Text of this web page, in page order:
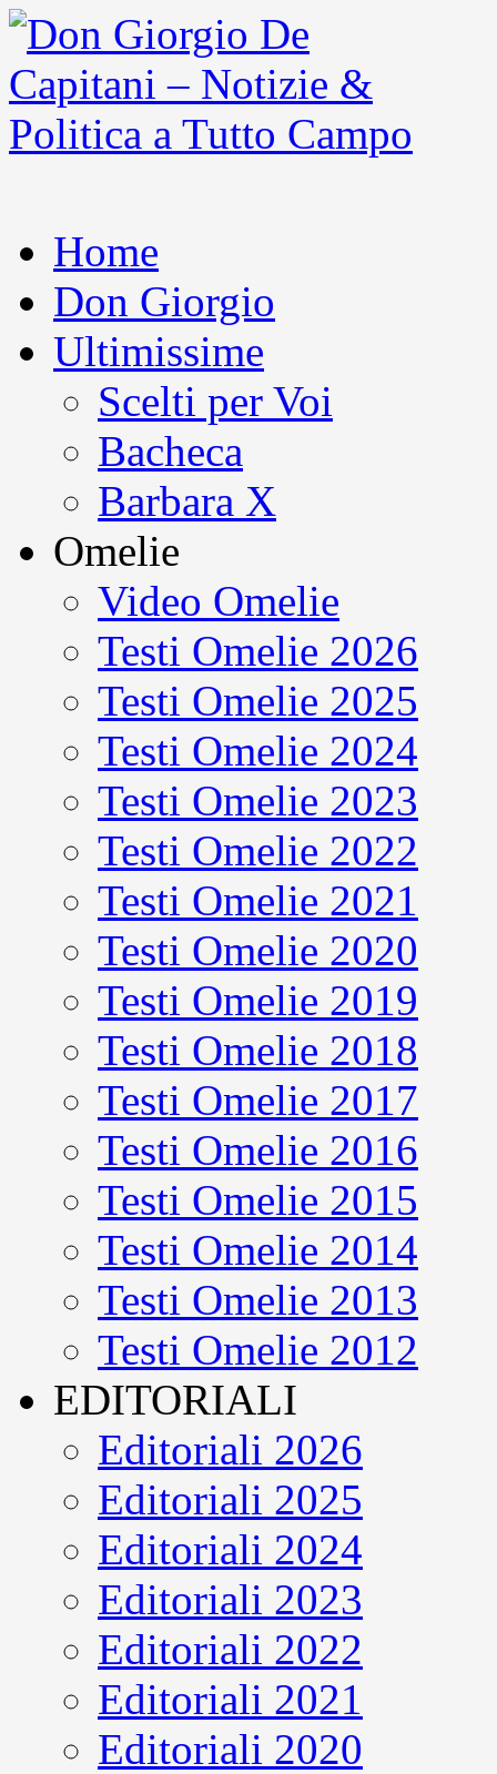
Home
Don Giorgio
Ultimissime
Scelti per Voi
Bacheca
Barbara X
Omelie
Video Omelie
Testi Omelie 2026
Testi Omelie 2025
Testi Omelie 2024
Testi Omelie 2023
Testi Omelie 2022
Testi Omelie 2021
Testi Omelie 2020
Testi Omelie 2019
Testi Omelie 2018
Testi Omelie 2017
Testi Omelie 2016
Testi Omelie 2015
Testi Omelie 2014
Testi Omelie 2013
Testi Omelie 2012
EDITORIALI
Editoriali 2026
Editoriali 2025
Editoriali 2024
Editoriali 2023
Editoriali 2022
Editoriali 2021
Editoriali 2020